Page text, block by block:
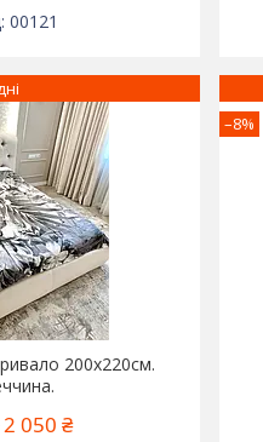
00121
200x220см.
2 050 ₴
–8%